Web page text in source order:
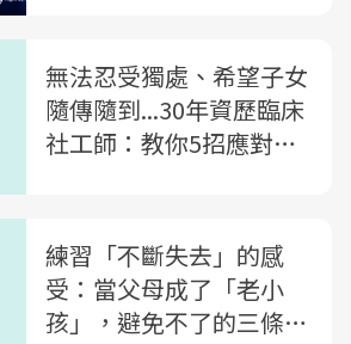
無法忍受獨處、希望子女
隨傳隨到...30年資歷臨床
社工師：教你5招應對
練習「不斷失去」的感
受：當父母成了「老小
孩」，避免不了的三條心